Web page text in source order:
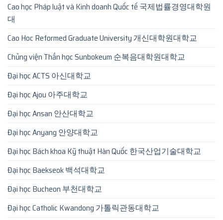
Cao học Pháp luật và Kinh doanh Quốc tế 국제법률경영대학원
대
Cao Hoc Reformed Graduate University 개신대학원대학교
Chủng viện Thần học Sunbokeum 순복음대학원대학교
Đại học ACTS 아신대학교
Đại học Ajou 아주대학교
Đại học Ansan 안산대학교
Đại học Anyang 안양대학교
Đại học Bách khoa Kỹ thuật Hàn Quốc 한국산업기술대학교
Đại học Baekseok 백석대학교
Đại học Bucheon 부천대학교
Đại học Catholic Kwandong 가톨릭관동대학교